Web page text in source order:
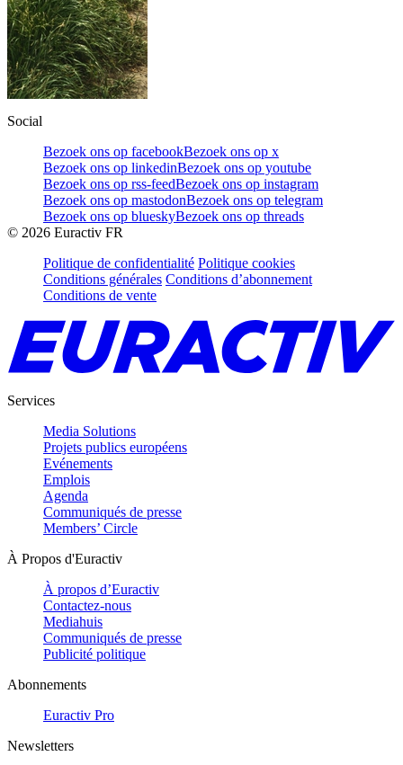
Social
Bezoek ons op facebookBezoek ons op x
Bezoek ons op linkedinBezoek ons op youtube
Bezoek ons op rss-feedBezoek ons op instagram
Bezoek ons op mastodonBezoek ons op telegram
Bezoek ons op blueskyBezoek ons op threads
© 2026 Euractiv FR
Politique de confidentialité Politique cookies
Conditions générales Conditions d’abonnement
Conditions de vente
Services
Media Solutions
Projets publics européens
Evénements
Emplois
Agenda
Communiqués de presse
Members’ Circle
À Propos d'Euractiv
À propos d’Euractiv
Contactez-nous
Mediahuis
Communiqués de presse
Publicité politique
Abonnements
Euractiv Pro
Newsletters